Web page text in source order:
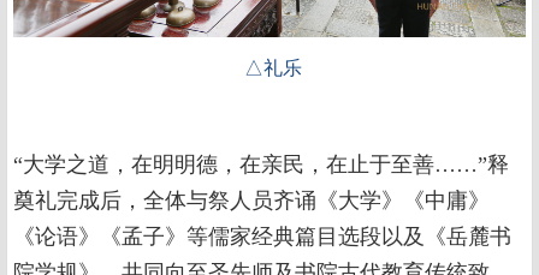
△礼乐
“大学之道，在明明德，在亲民，在止于至善……”释
奠礼完成后，全体与祭人员齐诵《大学》《中庸》
《论语》《孟子》等儒家经典篇目选段以及《岳麓书